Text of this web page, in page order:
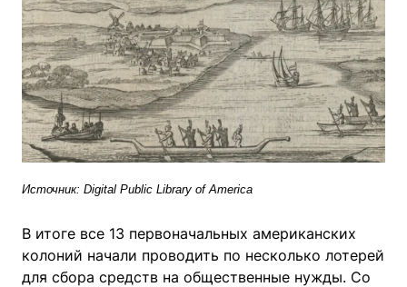
Источник: Digital Public Library of America
В итоге все 13 первоначальных американских
колоний начали проводить по несколько лотерей
для сбора средств на общественные нужды. Со